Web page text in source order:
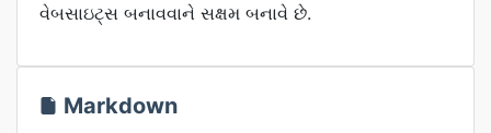
વેબસાઇટ્સ બનાવવાને સક્ષમ બનાવે છે.
Markdown